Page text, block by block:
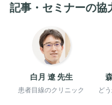
記事・セミナーの協
白月 遼 先生
患者目線のクリニック
ど